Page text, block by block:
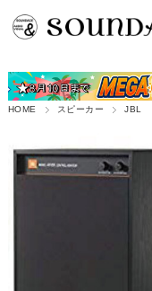
HOME スピーカー JBL